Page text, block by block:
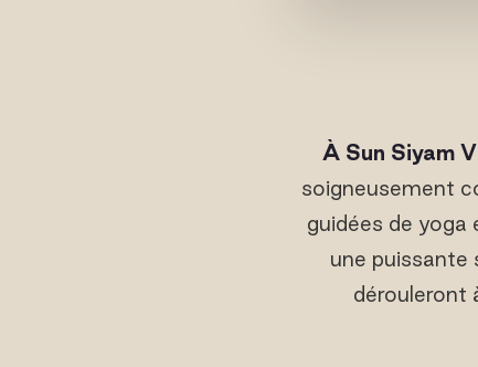
À Sun Siyam
soigneusement
guidées de
une puissante
dérouleront